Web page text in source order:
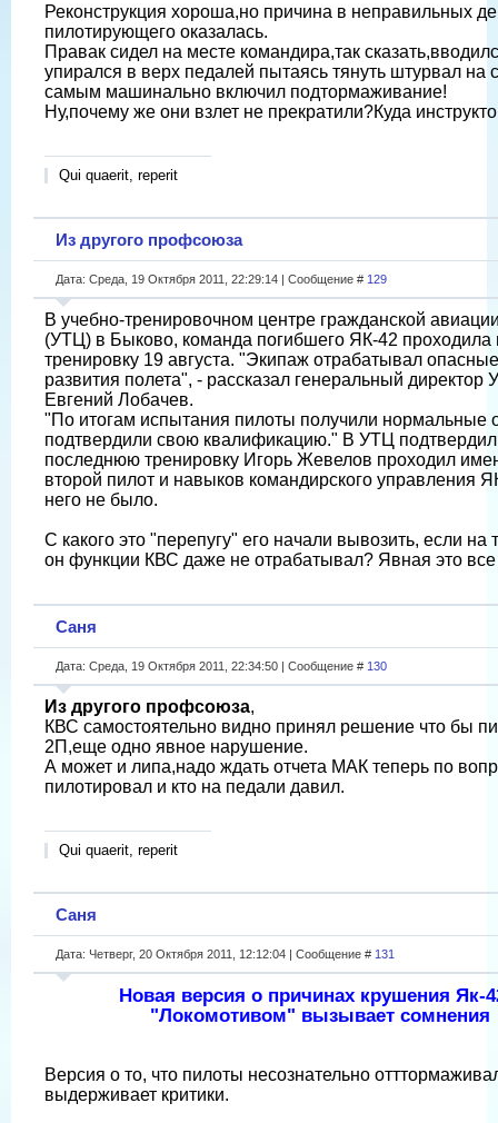
Реконструкция хороша,но причина в неправильных
пилотирующего оказалась.
Правак сидел на месте командира,так
упирался в верх педалей пытаясь тянуть штурвал на
самым машинально включил подтормаживание!
Ну,почему же они взлет не прекратили?Куда
Qui quaerit, reperit
Из другого профсоюза
Дата: Среда, 19 Октября 2011, 22:29:14 | Сообщение # 129
В учебно-тренировочном центре гражданской
(УТЦ) в Быково, команда погибшего ЯК-42 проходила
тренировку 19 августа. "Экипаж отрабатывал
развития полета", - рассказал генеральный директор
Евгений Лобачев.
"По итогам испытания пилоты получили нормальные
подтвердили свою квалификацию." В УТЦ
последнюю тренировку Игорь Жевелов проходил
второй пилот и навыков командирского управления
него не было.
С какого это "перепугу" его начали вывозить, если на
он функции КВС даже не отрабатывал? Явная это
Саня
Дата: Среда, 19 Октября 2011, 22:34:50 | Сообщение # 130
Из другого профсоюза,
КВС самостоятельно видно принял решение что бы
2П,еще одно явное нарушение.
А может и липа,надо ждать отчета МАК теперь по
пилотировал и кто на педали давил.
Qui quaerit, reperit
Саня
Дата: Четверг, 20 Октября 2011, 12:12:04 | Сообщение # 131
Новая версия о причинах крушения Як-
"Локомотивом" вызывает сомнения
Версия о то, что пилоты несознательно
выдерживает критики.